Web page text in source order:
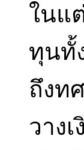
ในแ
ทุนทั้
ถึงท
วาง